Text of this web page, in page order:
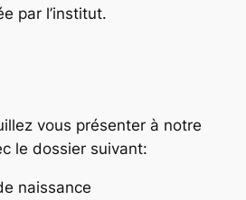
par l’institut.
vous présenter à notre
le dossier suivant:
naissance